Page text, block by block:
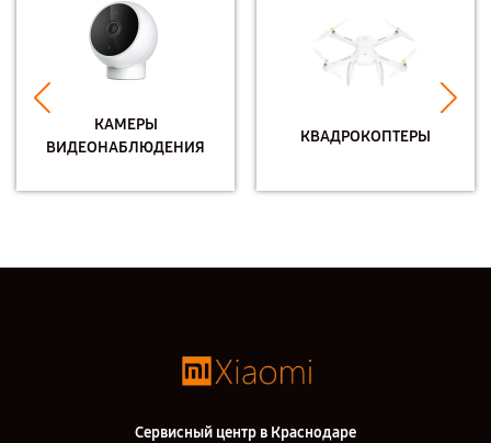
КАМЕРЫ
ВИДЕОНАБЛЮДЕНИЯ
КВАДРОКОПТЕРЫ
Сервисный центр в Краснодаре